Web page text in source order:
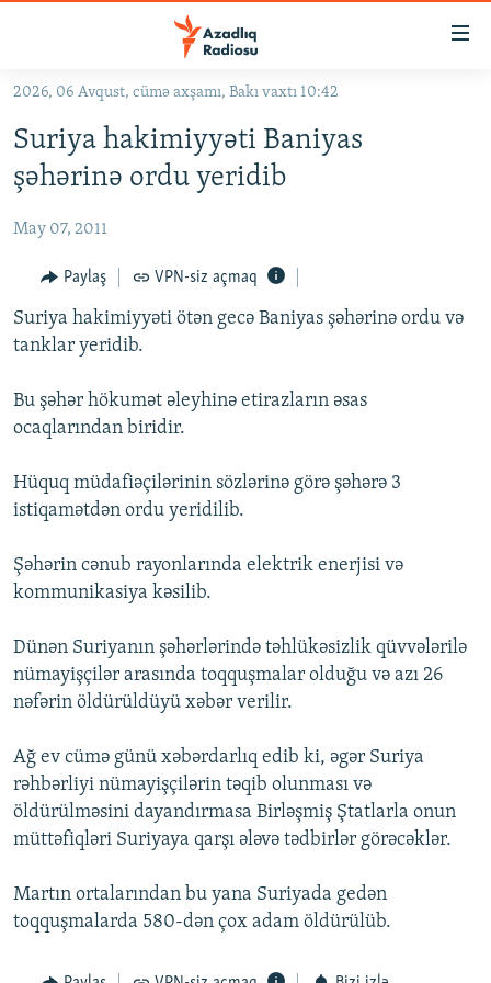
Əsas
qayıt
Əsas
naviqasiyaya
qayıt
#İZAHLA
KORRUPSIOMETR
#ƏSLINDƏ
FƏRQƏ BAX
QANUNI DOĞRU
ARAŞDIRMA
MULTIMEDIA
VIDEO
FOTOQALEREYA
İNFOQRAFIKA
RADIO ARXIV
OXU ZALI
AZƏRBAYCAN ƏDƏBIYYATI KITABXANASI
İSLAM VƏ DEMOKRATIYA
İZ - MƏDƏNIYYƏT PROQRAMI
HAQQIMIZDA
MISSIYAMIZ
PEŞƏ ETIKASI VƏ JURNALISTIKA STANDARTLARIMIZ
MATERIALLARIMIZDAN ISTIFADƏ
BIZIMLƏ ƏLAQƏ
XƏBƏR BÜLLETENLƏRIMIZ
RFE/RL-in bütün saytları
2026, 06 Avqust, cümə axşamı, Bakı vaxtı 10:42
Suriya hakimiyyəti Baniyas
şəhərinə ordu yeridib
May 07, 2011
Paylaş VPN-siz açmaq
Suriya hakimiyyəti ötən gecə Baniyas şəhərinə ordu və
tanklar yeridib.
Bu şəhər hökumət əleyhinə etirazların əsas
ocaqlarından biridir.
Hüquq müdafiəçilərinin sözlərinə görə şəhərə 3
istiqamətdən ordu yeridilib.
Şəhərin cənub rayonlarında elektrik enerjisi və
kommunikasiya kəsilib.
Dünən Suriyanın şəhərlərində təhlükəsizlik qüvvələrilə
nümayişçilər arasında toqquşmalar olduğu və azı 26
nəfərin öldürüldüyü xəbər verilir.
Ağ ev cümə günü xəbərdarlıq edib ki, əgər Suriya
rəhbərliyi nümayişçilərin təqib olunması və
öldürülməsini dayandırmasa Birləşmiş Ştatlarla onun
müttəfiqləri Suriyaya qarşı ələvə tədbirlər görəcəklər.
Martın ortalarından bu yana Suriyada gedən
toqquşmalarda 580-dən çox adam öldürülüb.